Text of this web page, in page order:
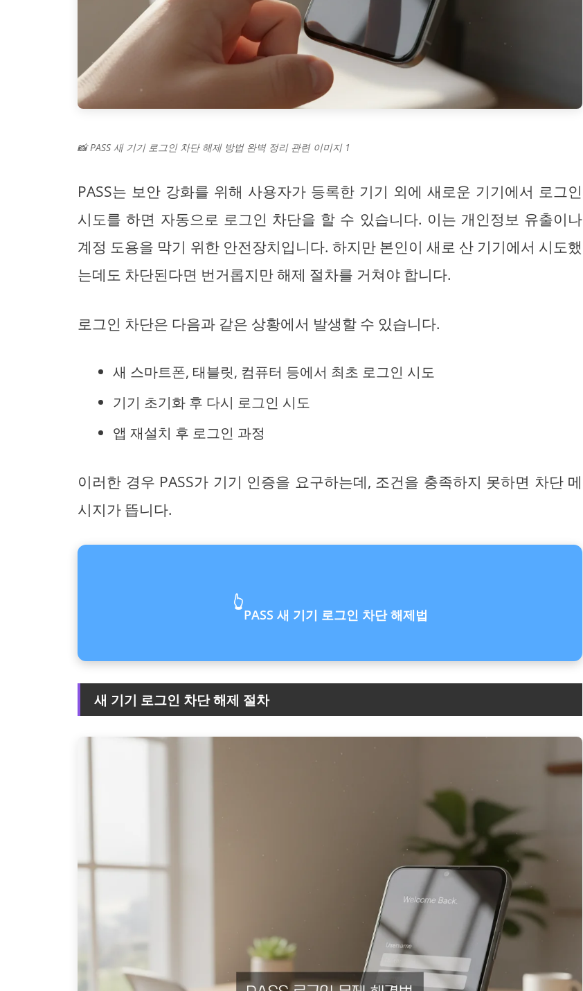
📸 PASS 새 기기 로그인 차단 해제 방법 완벽 정리 관련 이미지 1
PASS는 보안 강화를 위해 사용자가 등록한 기기 외에 새로운 기기에서 로그인
시도를 하면 자동으로 로그인 차단을 할 수 있습니다. 이는 개인정보 유출이나
계정 도용을 막기 위한 안전장치입니다. 하지만 본인이 새로 산 기기에서 시도했
는데도 차단된다면 번거롭지만 해제 절차를 거쳐야 합니다.
로그인 차단은 다음과 같은 상황에서 발생할 수 있습니다.
새 스마트폰, 태블릿, 컴퓨터 등에서 최초 로그인 시도
기기 초기화 후 다시 로그인 시도
앱 재설치 후 로그인 과정
이러한 경우 PASS가 기기 인증을 요구하는데, 조건을 충족하지 못하면 차단 메
시지가 뜹니다.
👆
PASS 새 기기 로그인 차단 해제법
새 기기 로그인 차단 해제 절차